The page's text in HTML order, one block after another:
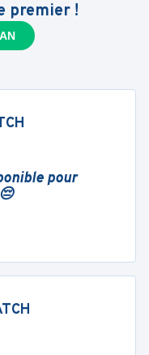
premier !
pour